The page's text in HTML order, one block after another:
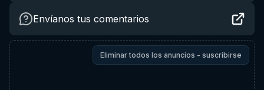
Envíanos tus comentarios
Eliminar todos los anuncios - suscribirse